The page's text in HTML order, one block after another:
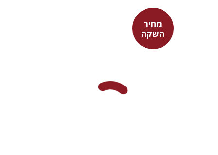
מחיר
השקה
אדם טלר